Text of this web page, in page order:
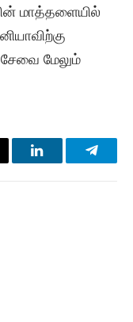
மாத்தளையில்
சேவை மேலும்
LinkedIn